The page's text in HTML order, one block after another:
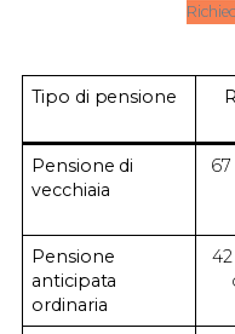
Tipo di pensione
Pensione di
vecchiaia
Pensione
anticipata
ordinaria